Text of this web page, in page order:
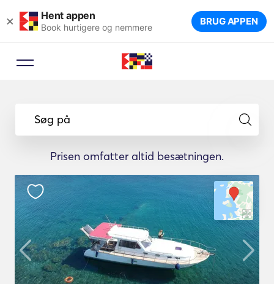
× Hent appen
Book hurtigere og nemmere BRUG APPEN
Søg på
Prisen omfatter altid besætningen.